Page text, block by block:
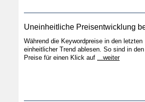
Uneinheitliche Preisentwicklung
Während die Keywordpreise in den
einheitlicher Trend ablesen. So sind in den
Preise für einen Klick auf ...weiter